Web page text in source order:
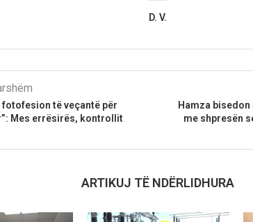
D. V.
fotofesion të veçantë për
Mes errësirës, kontrollit
Hamza
me shpresën
ARTIKUJ TË NDËRLIDHURA